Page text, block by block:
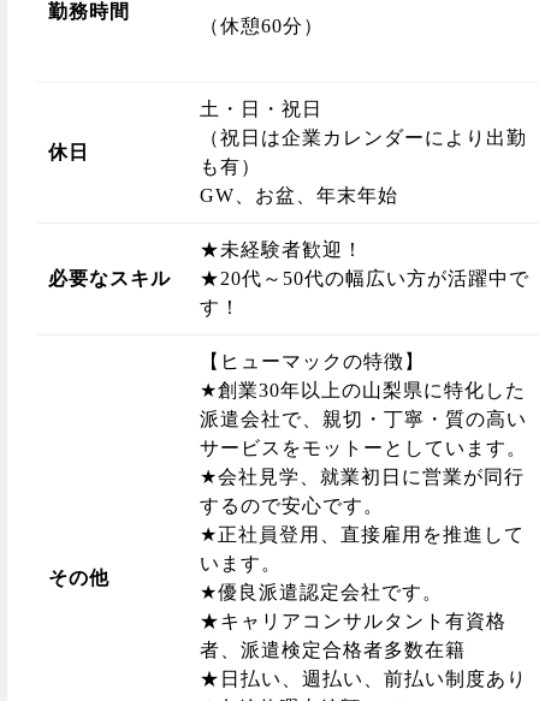
勤務時間
（休憩60分）
休日
土・日・祝日
（祝日は企業カレンダーにより出勤
も有）
GW、お盆、年末年始
必要なスキル
★未経験者歓迎！
★20代～50代の幅広い方が活躍中で
す！
その他
【ヒューマックの特徴】
★創業30年以上の山梨県に特化した
派遣会社で、親切・丁寧・質の高い
サービスをモットーとしています。
★会社見学、就業初日に営業が同行
するので安心です。
★正社員登用、直接雇用を推進して
います。
★優良派遣認定会社です。
★キャリアコンサルタント有資格
者、派遣検定合格者多数在籍
★日払い、週払い、前払い制度あり